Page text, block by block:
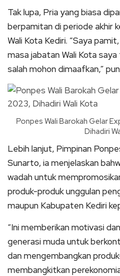
Tak lupa, Pria yang biasa
berpamitan di periode akhir
Wali Kota Kediri. “Saya
masa jabatan Wali Kota
salah mohon dimaafkan,”
Ponpes Wali Barokah Gelar
Dihadiri
Lebih lanjut, Pimpinan
Sunarto, ia menjelaskan
wadah untuk
produk-produk unggulan
maupun Kabupaten Kediri
“Ini memberikan motivasi
generasi muda untuk
dan mengembangkan
membangkitkan